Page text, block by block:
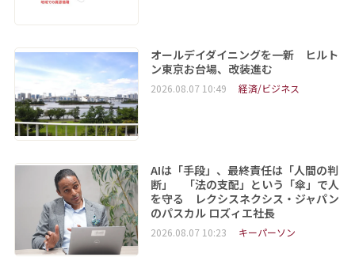
オールデイダイニングを一新 ヒルト
ン東京お台場、改装進む
2026.08.07 10:49 経済/ビジネス
AIは「手段」、最終責任は「人間の判
断」 「法の支配」という「傘」で人
を守る レクシスネクシス・ジャパン
のパスカル ロズィエ社長
2026.08.07 10:23 キーパーソン